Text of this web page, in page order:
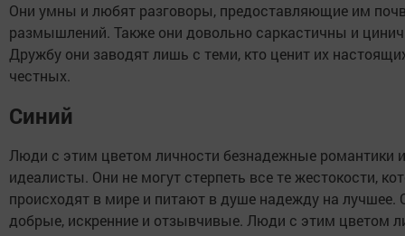
Они умны и любят разговоры, предоставляющие им
размышлений. Также они довольно саркастичны и
Дружбу они заводят лишь с теми, кто ценит их
честных.
Синий
Люди с этим цветом личности безнадежные романтики и
идеалисты. Они не могут стерпеть все те жестокости,
происходят в мире и питают в душе надежду на лучшее.
добрые, искренние и отзывчивые. Люди с этим цветом